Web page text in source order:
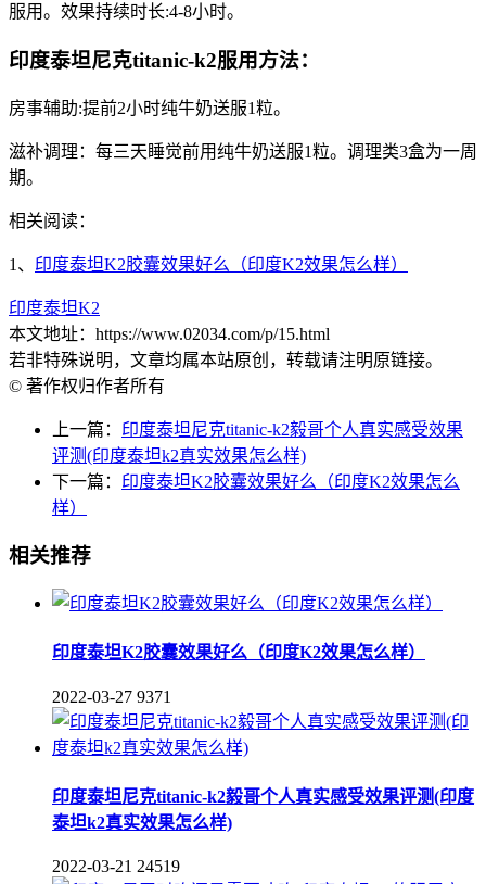
服用。效果持续时长:4-8小时。
印度泰坦尼克titanic-k2服用方法：
房事辅助:提前2小时纯牛奶送服1粒。
滋补调理：每三天睡觉前用纯牛奶送服1粒。调理类3盒为一周
期。
相关阅读：
1、 印度泰坦K2胶囊效果好么（印度K2效果怎么样）
印度泰坦K2
本文地址：https://www.02034.com/p/15.html
若非特殊说明，文章均属本站原创，转载请注明原链接。
© 著作权归作者所有
上一篇： 印度泰坦尼克titanic-k2毅哥个人真实感受效果
评测(印度泰坦k2真实效果怎么样)
下一篇： 印度泰坦K2胶囊效果好么（印度K2效果怎么
样）
相关推荐
印度泰坦K2胶囊效果好么（印度K2效果怎么样）
2022-03-27 9371
印度泰坦尼克titanic-k2毅哥个人真实感受效果评测(印度
泰坦k2真实效果怎么样)
2022-03-21 24519